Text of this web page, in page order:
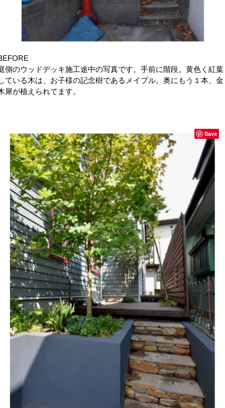
側のウッドデッキ施工途中の写真です。手前に階段。黄色く紅葉
ている木は、お子様の記念樹であるメイプル。奥にもう１本、金
犀が植えられてます。
Save